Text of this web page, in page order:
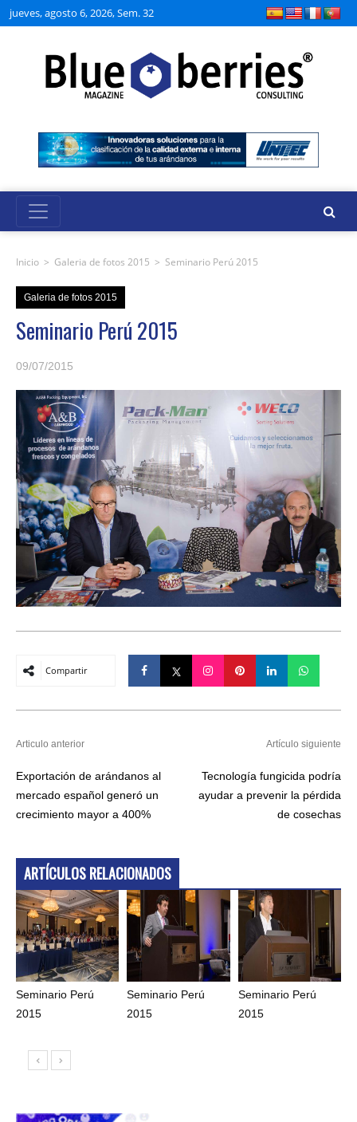
jueves, agosto 6, 2026, Sem. 32
Inicio > Galeria de fotos 2015 > Seminario Perú 2015
Galeria de fotos 2015
Seminario Perú 2015
09/07/2015
Compartir
Articulo anterior
Exportación de arándanos al
mercado español generó un
crecimiento mayor a 400%
Artículo siguiente
Tecnología fungicida podría
ayudar a prevenir la pérdida
de cosechas
ARTÍCULOS RELACIONADOS
Seminario Perú
2015
Seminario Perú
2015
Seminario Perú
2015